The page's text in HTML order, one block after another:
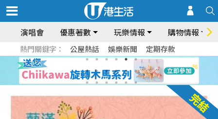
演唱會 優惠著數 玩樂情報 購物情報
熱門關鍵字： 公屋熱話 娛樂新聞 定期存款